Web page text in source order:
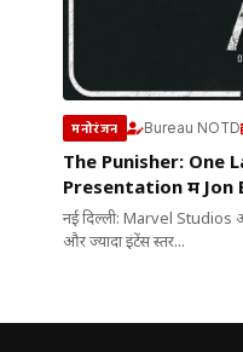
मनोरंजन Bureau NOTD
The Punisher: One
Presentation में Jon
नई दिल्ली: Marvel
और ज्यादा इंटेंस स्तर...